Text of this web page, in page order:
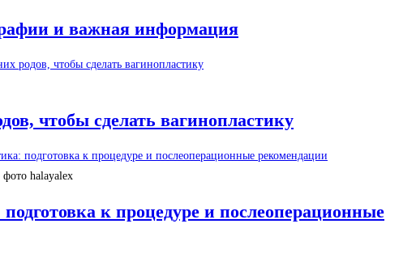
и важная информация
чтобы сделать вагинопластику
halayalex
к процедуре и послеоперационные